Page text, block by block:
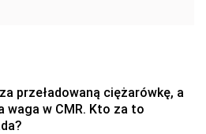
przeładowaną ciężarówkę, a
waga w CMR. Kto za to